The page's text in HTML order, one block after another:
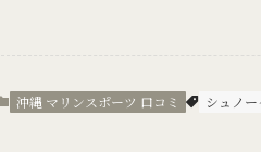
沖縄 マリンスポーツ 口コミ シュノー